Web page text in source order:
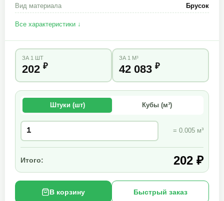
Вид материала
Брусок
Все характеристики ↓
ЗА 1 ШТ
202 ₽
ЗА 1 М³
42 083 ₽
Штуки (шт) Кубы (м³)
= 0.005 м³
Итого: 202 ₽
В корзину Быстрый заказ